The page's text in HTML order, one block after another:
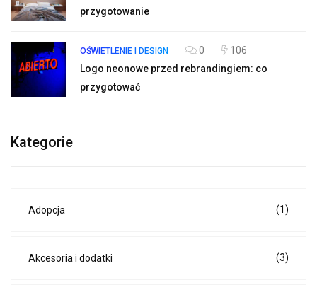
przygotowanie
OŚWIETLENIE I DESIGN 0
106
Logo neonowe przed rebrandingiem: co
przygotować
Kategorie
Adopcja (1)
Akcesoria i dodatki (3)